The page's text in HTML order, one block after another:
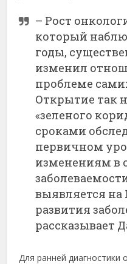
– Рост
который
годы,
изменил
проблеме
Открытие так
«зеленого
сроками
первичном
изменениям в
выявляется на
развития
рассказывает
Для ранней диагностики